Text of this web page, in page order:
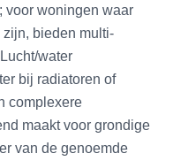
voor woningen waar
bieden multi-
water
bij radiatoren of
complexere
maakt voor grondige
van de genoemde